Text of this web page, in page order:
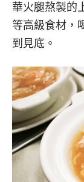
華火腿熬製的
等高級食材，
到見底。